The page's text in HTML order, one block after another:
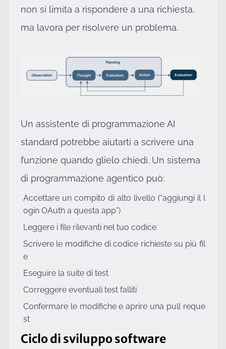
non si limita a rispondere a una richiesta,
ma lavora per risolvere un problema.
Un assistente di programmazione AI
standard potrebbe aiutarti a scrivere una
funzione quando glielo chiedi. Un sistema
di programmazione agentico può:
Accettare un compito di alto livello (“aggiungi il l
ogin OAuth a questa app”)
Leggere i file rilevanti nel tuo codice
Scrivere le modifiche di codice richieste su più fil
e
Eseguire la suite di test
Correggere eventuali test falliti
Confermare le modifiche e aprire una pull reque
st
Ciclo di sviluppo software